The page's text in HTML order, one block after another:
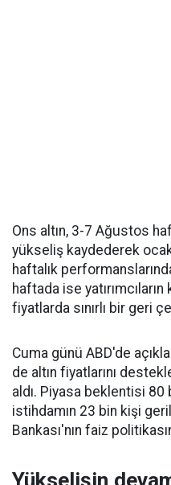
Ons altın, 3-7 Ağustos
yükseliş kaydederek
haftalık
haftada ise
fiyatlarda sınırlı bir geri
Cuma günü ABD'de
de altın fiyatlarını
aldı. Piyasa beklentisi 80
istihdamın 23 bin kişi
Bankası'nın faiz
Yükselişin